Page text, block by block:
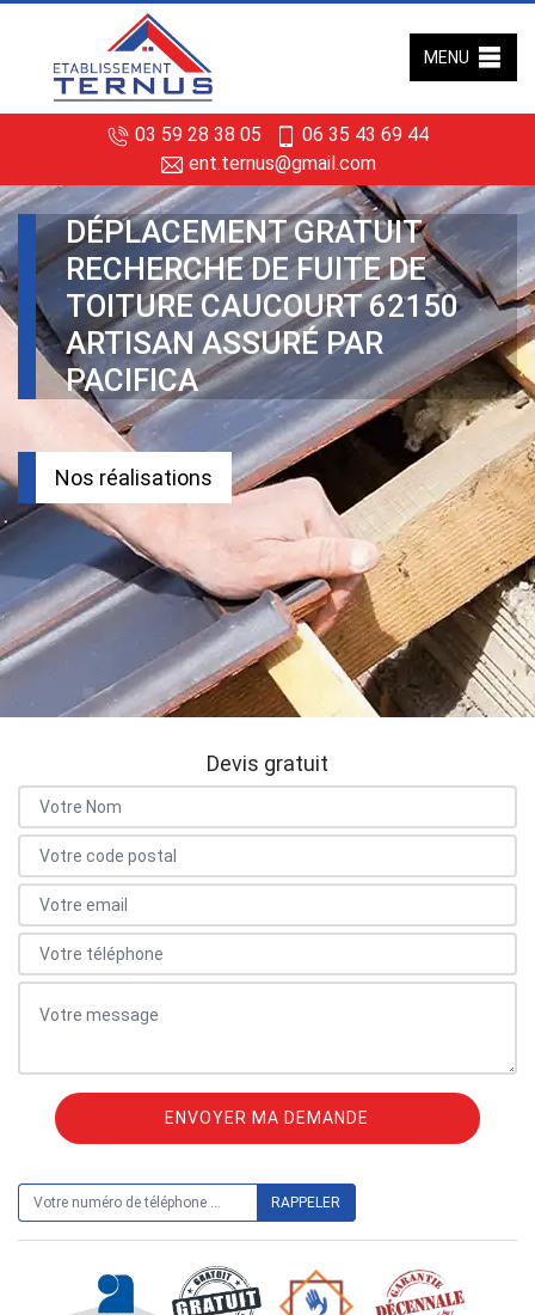
03 59 28 38 05
06 35 43 69 44
ent.ternus@gmail.com
MENU
DÉPLACEMENT GRATUIT
RECHERCHE DE FUITE DE
TOITURE CAUCOURT 62150
ARTISAN ASSURÉ PAR
PACIFICA
Nos réalisations
Devis gratuit